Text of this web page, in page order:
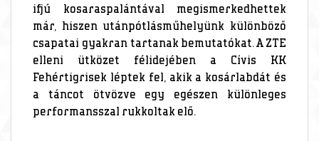
ifjú kosaraspalántával megismerkedhettek
már, hiszen utánpótlásműhelyünk különböző
csapatai gyakran tartanak bemutatókat. A ZTE
elleni ütközet félidejében a Cívis KK
Fehértigrisek léptek fel, akik a kosárlabdát és
a táncot ötvözve egy egészen különleges
performansszal rukkoltak elő.